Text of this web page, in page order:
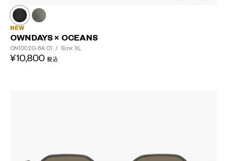
NEW
OWNDAYS × OCEANS
ON1002Q-6A C1 / Size: XL
¥10,800 税込